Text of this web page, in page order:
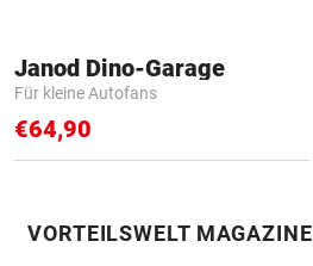
Janod Dino-Garage
Für kleine Autofans
€64,90
VORTEILSWELT MAGAZINE